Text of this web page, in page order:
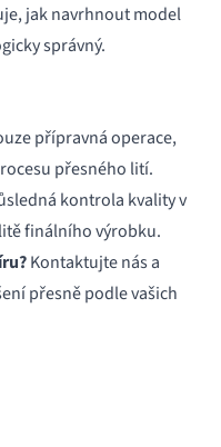
jak navrhnout model
správný.
přípravná operace,
přesného lití.
kontrola kvality v
finálního výrobku.
Kontaktujte nás a
přesně podle vašich